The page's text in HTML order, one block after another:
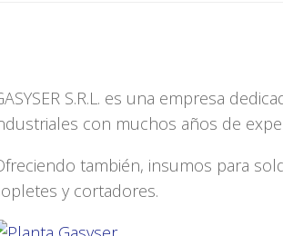
S.R.L. es una empresa
con muchos años de
también, insumos para
y cortadores.